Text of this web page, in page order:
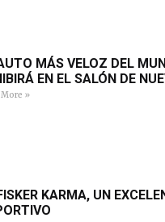
MÁS VELOZ DEL
EN EL SALÓN DE
More »
KARMA, UN